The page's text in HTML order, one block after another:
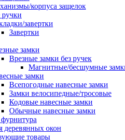
корпуса защелок
завертки
Завертки
замки
Врезные замки без ручек
Магнитные/бесшумные
замки
Всепогодные навесные замки
Замки велосипедные/тросовые
Кодовые навесные замки
Обычные навесные замки
деревянных окон
товары